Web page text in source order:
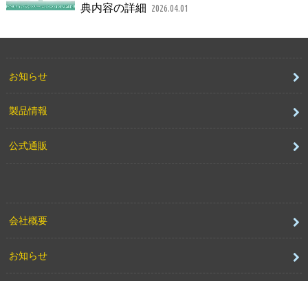
典内容の詳細 2026.04.01
お知らせ
製品情報
公式通販
会社概要
お知らせ